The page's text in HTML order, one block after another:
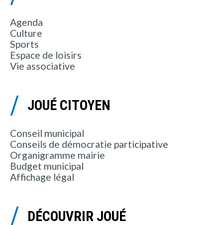
Agenda
Culture
Sports
Espace de loisirs
Vie associative
JOUÉ CITOYEN
Conseil municipal
Conseils de démocratie participative
Organigramme mairie
Budget municipal
Affichage légal
DÉCOUVRIR JOUÉ